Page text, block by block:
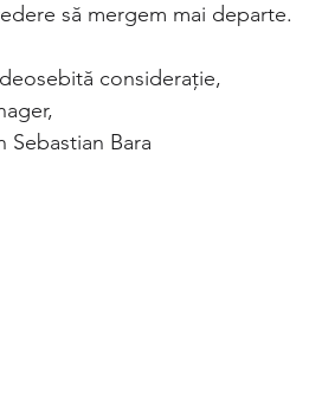
să mergem mai departe.
considerație,
Sebastian Bara